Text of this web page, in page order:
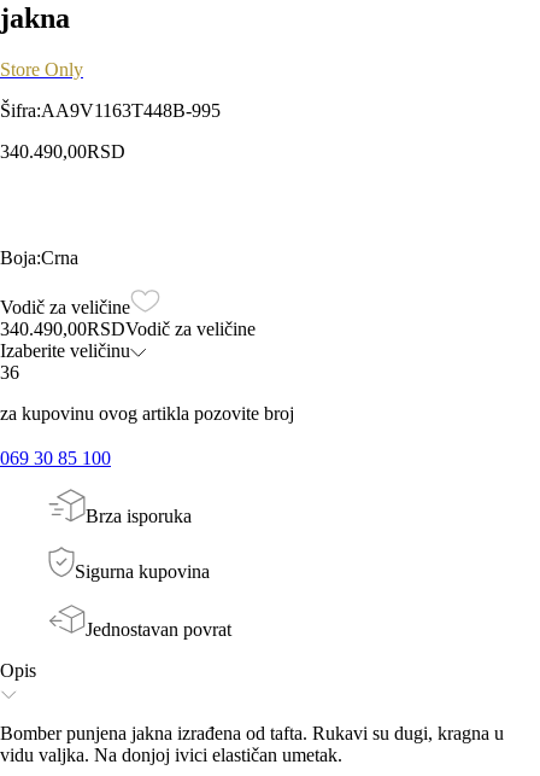
jakna
Store Only
Šifra:AA9V1163T448B-995
340.490,00RSD
Boja:Crna
Vodič za veličine
340.490,00RSDVodič za veličine
Izaberite veličinu
36
za kupovinu ovog artikla pozovite broj
069 30 85 100
Brza isporuka
Sigurna kupovina
Jednostavan povrat
Opis
Bomber punjena jakna izrađena od tafta. Rukavi su dugi, kragna u
vidu valjka. Na donjoj ivici elastičan umetak.